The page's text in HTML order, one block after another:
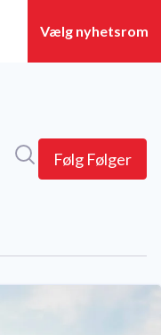
Følg Følger